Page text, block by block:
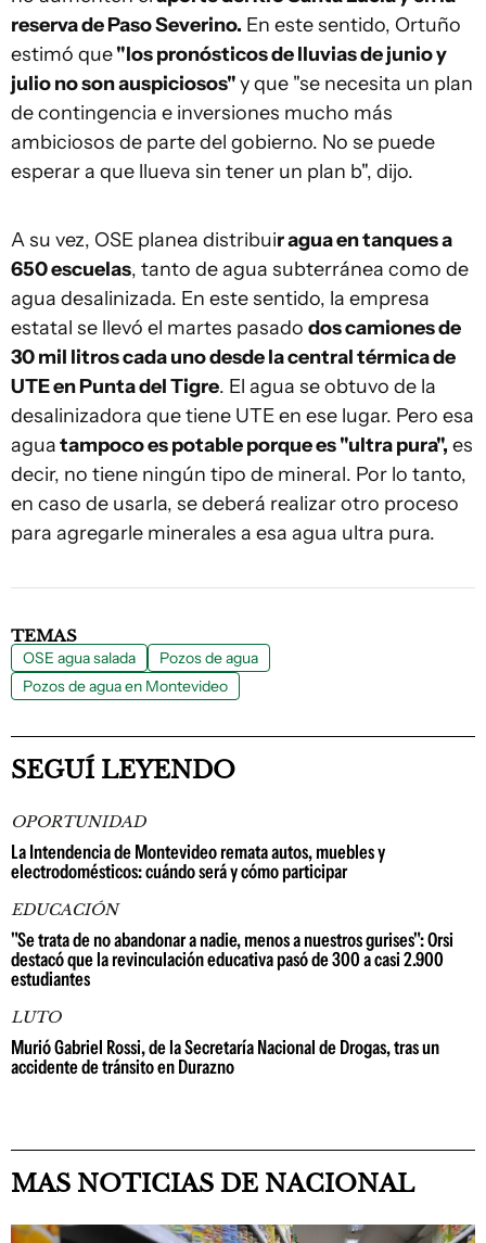
reserva de Paso Severino. En este sentido, Ortuño
estimó que"los pronósticos de lluvias de junio y
julio no son auspiciosos"y que "se necesita un plan
de contingencia e inversiones mucho más
ambiciosos de parte del gobierno. No se puede
esperar a que llueva sin tener un plan b", dijo.
A su vez, OSE planea distribuir agua en tanques a
650 escuelas, tanto de agua subterránea como de
agua desalinizada. En este sentido, la empresa
estatal se llevó el martes pasado dos camiones de
30 mil litros cada uno desde la central térmica de
UTE en Punta del Tigre. El agua se obtuvo de la
desalinizadora que tiene UTE en ese lugar. Pero esa
aguatampoco es potable porque es "ultra pura", es
decir, no tiene ningún tipo de mineral. Por lo tanto,
en caso de usarla, se deberá realizar otro proceso
para agregarle minerales a esa agua ultra pura.
TEMAS
OSE agua salada
Pozos de agua
Pozos de agua en Montevideo
SEGUÍ LEYENDO
OPORTUNIDAD
La Intendencia de Montevideo remata autos, muebles y
electrodomésticos: cuándo será y cómo participar
EDUCACIÓN
"Se trata de no abandonar a nadie, menos a nuestros gurises": Orsi
destacó que la revinculación educativa pasó de 300 a casi 2.900
estudiantes
LUTO
Murió Gabriel Rossi, de la Secretaría Nacional de Drogas, tras un
accidente de tránsito en Durazno
MAS NOTICIAS DE NACIONAL